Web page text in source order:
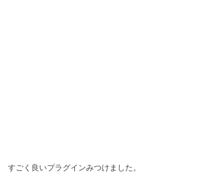
すごく良いプラグインみつけました。